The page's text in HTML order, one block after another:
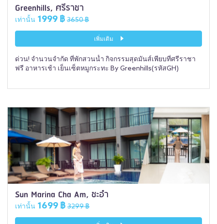
Greenhills, ศรีราชา
เท่านั้น 1999 ฿ 3650 ฿
เพิ่มเติม
ด่วน! จำนวนจำกัด ที่พักสวนน้ำ กิจกรรมสุดมันส์เพียบที่ศรีราชา
ฟรี อาหารเช้า เย็นเซ็ตหมูกระทะ By Greenhills(รหัสGH)
Sun Marina Cha Am, ชะอำ
เท่านั้น 1699 ฿ 3299 ฿